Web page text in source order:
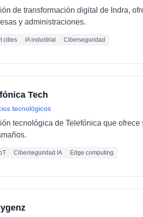
de transformación digital de Indra,
y administraciones.
cities IA industrial Ciberseguridad
Tech
tecnológicos
tecnológica de Telefónica que
Ciberseguridad IA Edge computing